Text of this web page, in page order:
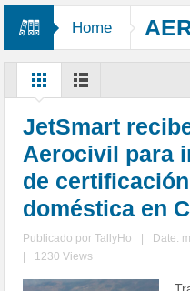
Home
JetSmart
Aerocivil para
de
doméstica en
Publicado porTallyHo Date:
1230 Views